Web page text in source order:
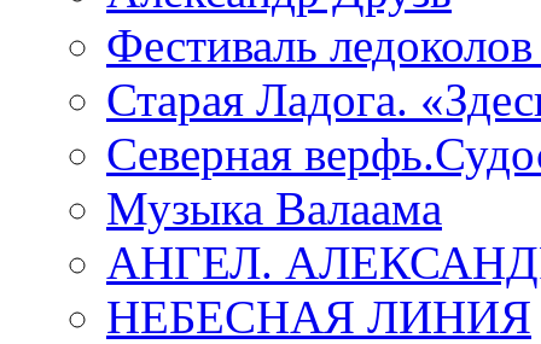
Фестиваль
Старая Ладога.
Северная
Музыка Валаама
АНГЕЛ.
НЕБЕСНАЯ ЛИНИЯ